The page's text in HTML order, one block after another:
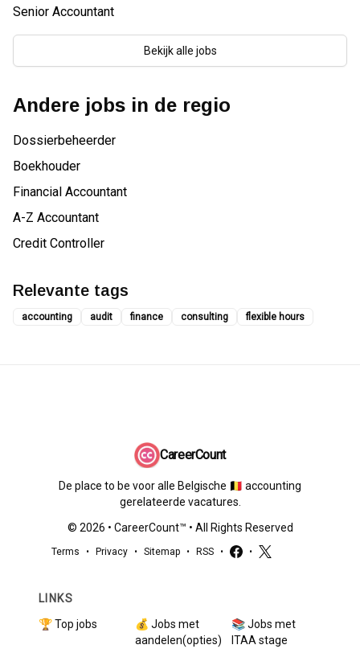
Senior Accountant
Bekijk alle jobs
Andere jobs in de regio
Dossierbeheerder
Boekhouder
Financial Accountant
A-Z Accountant
Credit Controller
Relevante tags
accounting audit finance consulting flexible hours
CareerCount
De place to be voor alle Belgische 🇧🇪 accounting
gerelateerde vacatures.
© 2026 • CareerCount™ • All Rights Reserved
Terms • Privacy • Sitemap • RSS • •
LINKS
🏆 Top jobs
💰 Jobs met
aandelen(opties)
📚 Jobs met
ITAA stage